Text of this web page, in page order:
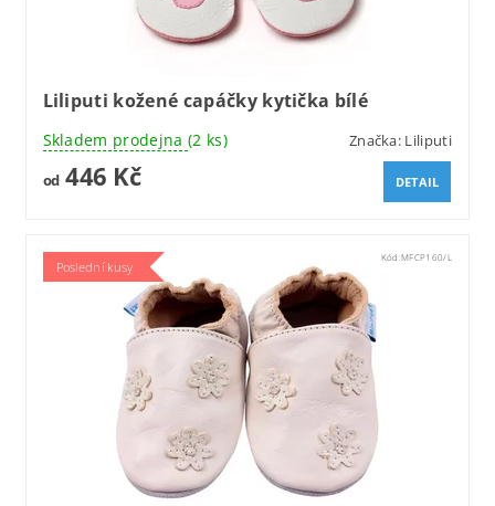
Liliputi kožené capáčky kytička bílé
Skladem prodejna (2 ks) Značka: Liliputi
od446 Kč DETAIL
Poslední kusy
Kód:MFCP160/L